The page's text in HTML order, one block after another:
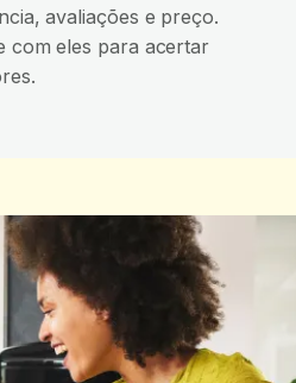
avaliações e preço.
com eles para acertar